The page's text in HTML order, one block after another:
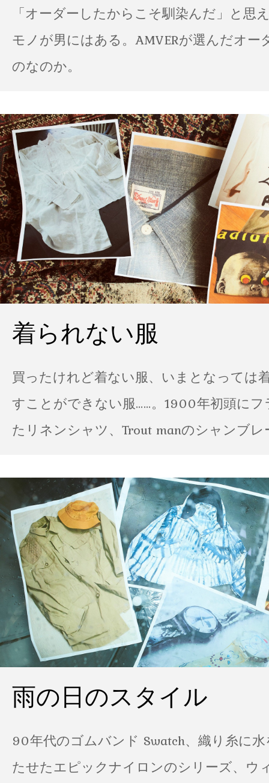
「オーダーしたからこそ馴染んだ」と思
モノが男にはある。AMVERが選んだオー
のなのか。
着られない服
買ったけれど着ない服、いまとなっては
すことができない服……。1900年初頭に
たリネンシャツ、Trout manのシャンブ
雨の日のスタイル
90年代のゴムバンド Swatch、織り糸に
たせたエピックナイロンのシリーズ、ウ